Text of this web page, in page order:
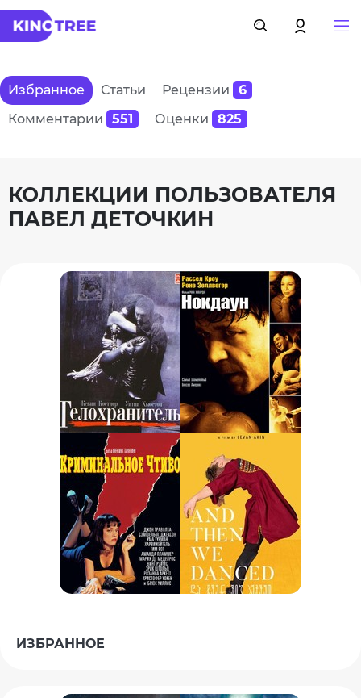
Избранное Статьи Рецензии
6
Комментарии
551 Оценки 825
КОЛЛЕКЦИИ ПОЛЬЗОВАТЕЛЯ
ПАВЕЛ ДЕТОЧКИН
ИЗБРАННОЕ